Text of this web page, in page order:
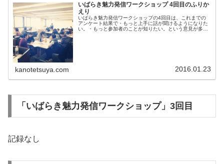
いばらき魅力発信ワークショップ 4回目のふりか
えり
いばらき魅力発信ワークショップの4回目は、これまでの
アンケート結果で・もっと上手に話が聞けるようになりた
い。・もっと参加者のことが知りたい。という意見が多か
kanotetsuya.com 2016.01.23
「いばらき魅力発信ワークショップ」3回目
記録なし